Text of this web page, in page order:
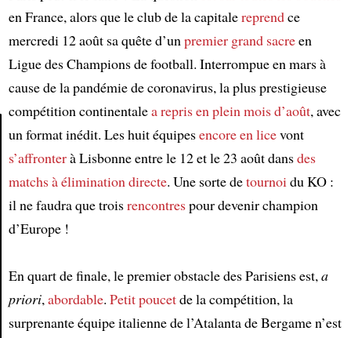
Article
en France, alors que le club de la capitalereprendce
mercredi 12 août sa quête d’unpremier grand sacreen
Ligue des Champions de football. Interrompue en mars à
cause de la pandémie de coronavirus, la plus prestigieuse
compétition continentalea repris en plein mois d’août, avec
un format inédit. Les huit équipesencore en licevont
s’affronterà Lisbonne entre le 12 et le 23 août dansdes
matchs à élimination directe. Une sorte detournoidu KO :
il ne faudra que troisrencontrespour devenir champion
d’Europe !
En quart de finale, le premier obstacle des Parisiens est,a
priori,abordable. Petit poucetde la compétition, la
surprenante équipe italienne de l’Atalanta de Bergame n’est